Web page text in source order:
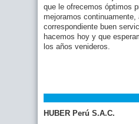
que le ofrecemos óptimos
mejoramos continuamente,
correspondiente buen
hacemos hoy y que
los años venideros.
HUBER Perú S.A.C.